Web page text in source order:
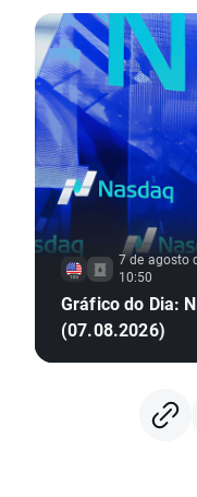
7 de agosto
10:50
Gráfico do Dia:
(07.08.2026)